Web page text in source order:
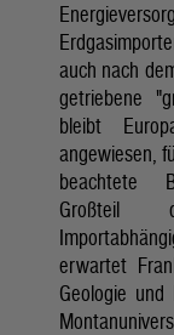
auch nach
getriebene
bleibt
angewiesen,
beachtete
Großteil
erwartet
Geologie